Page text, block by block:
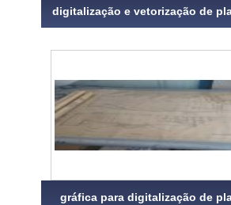
digitalização e vetorização de
gráfica para digitalização de